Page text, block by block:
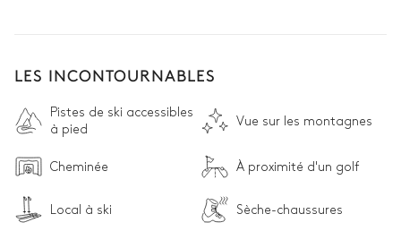
LES INCONTOURNABLES
Pistes de ski accessibles
à pied
Vue sur les montagnes
Cheminée À proximité d'un golf
Local à ski Sèche-chaussures